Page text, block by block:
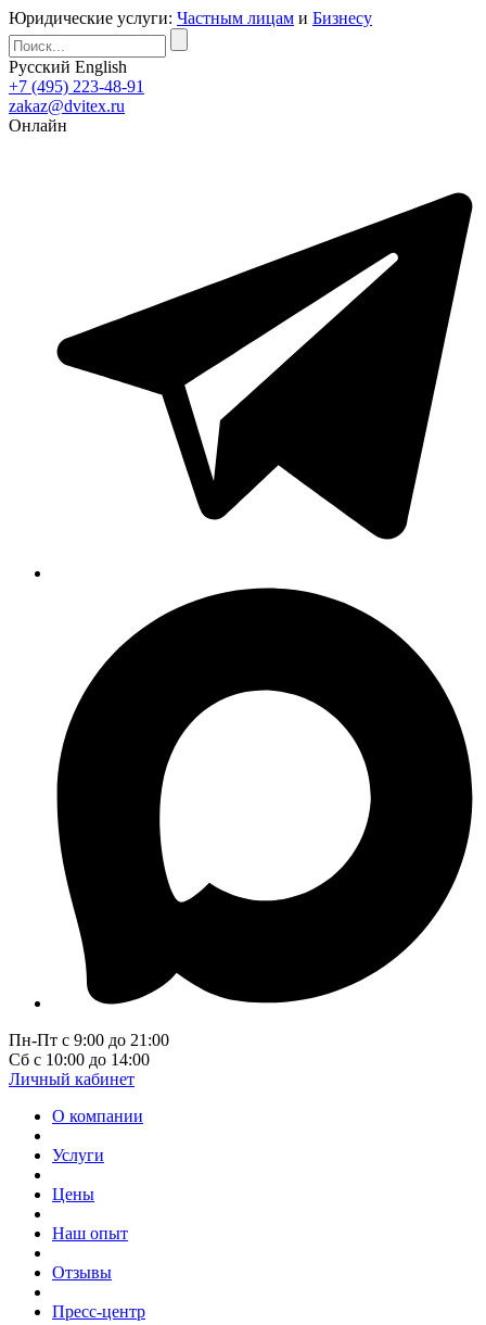
Юридические услуги: Частным лицам и Бизнесу
Русский English
+7 (495) 223-48-91
zakaz@dvitex.ru
Онлайн
Пн-Пт с 9:00 до 21:00
Сб с 10:00 до 14:00
Личный кабинет
О компании
Услуги
Цены
Наш опыт
Отзывы
Пресс-центр